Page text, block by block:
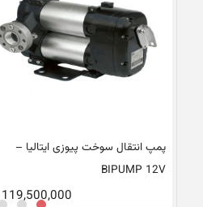
پمپ انتقال سوخت پیوزی ایتالیا –
BIPUMP 12V
119,500,000